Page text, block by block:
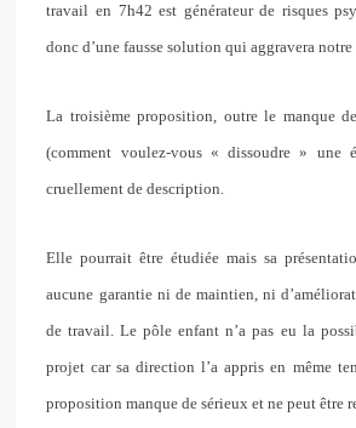
travail en 7h42 est générateur de risques
donc d’une fausse solution qui aggravera
La troisième proposition, outre le manque
(comment voulez-vous « dissoudre » une
cruellement de description.
Elle pourrait être étudiée mais sa
aucune garantie ni de maintien, ni
de travail. Le pôle enfant n’a pas eu la
projet car sa direction l’a appris en même
proposition manque de sérieux et ne peut être